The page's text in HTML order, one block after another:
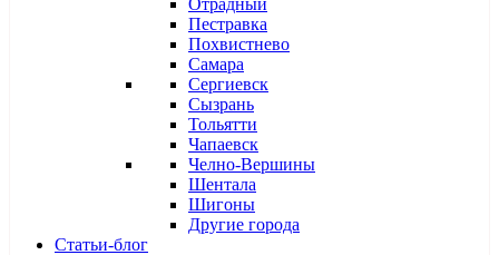
Отрадный
Пестравка
Похвистнево
Самара
Сергиевск
Сызрань
Тольятти
Чапаевск
Челно-Вершины
Шентала
Шигоны
Другие города
Статьи-блог